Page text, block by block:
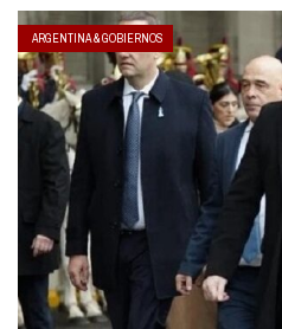
ARGENTINA & GOBIERNOS